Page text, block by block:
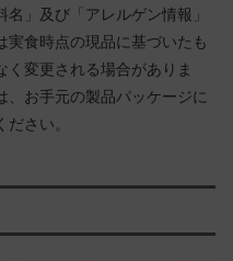
」及び「アレルゲン情報」
実食時点の現品に基づいたも
変更される場合がありま
、お手元の製品パッケージに
さい。